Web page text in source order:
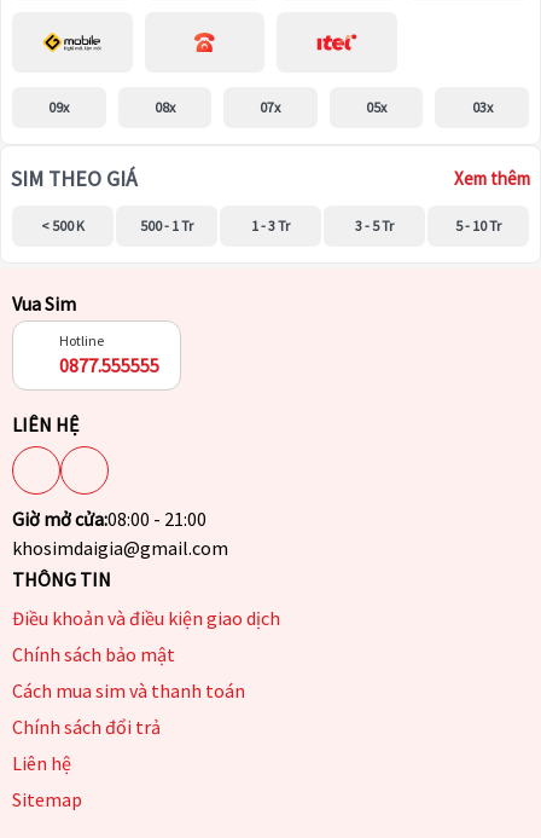
09x 08x 07x 05x 03x
SIM THEO GIÁ Xem thêm
< 500 K 500 - 1 Tr 1 - 3 Tr 3 - 5 Tr 5 - 10 Tr
Vua Sim
Hotline
0877.555555
LIÊN HỆ
Giờ mở cửa:08:00 - 21:00
khosimdaigia@gmail.com
THÔNG TIN
Điều khoản và điều kiện giao dịch
Chính sách bảo mật
Cách mua sim và thanh toán
Chính sách đổi trả
Liên hệ
Sitemap